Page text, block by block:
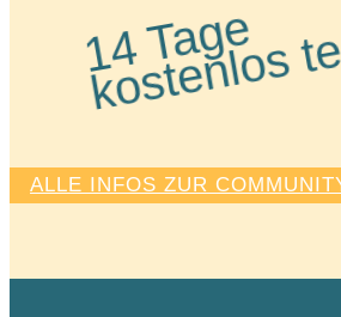
1
4
T
a
e
k
o
st
e
nl
o
s t
e
st
e
ALLE INFOS ZUR